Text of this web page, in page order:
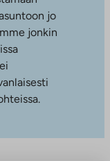
jo
jonkin